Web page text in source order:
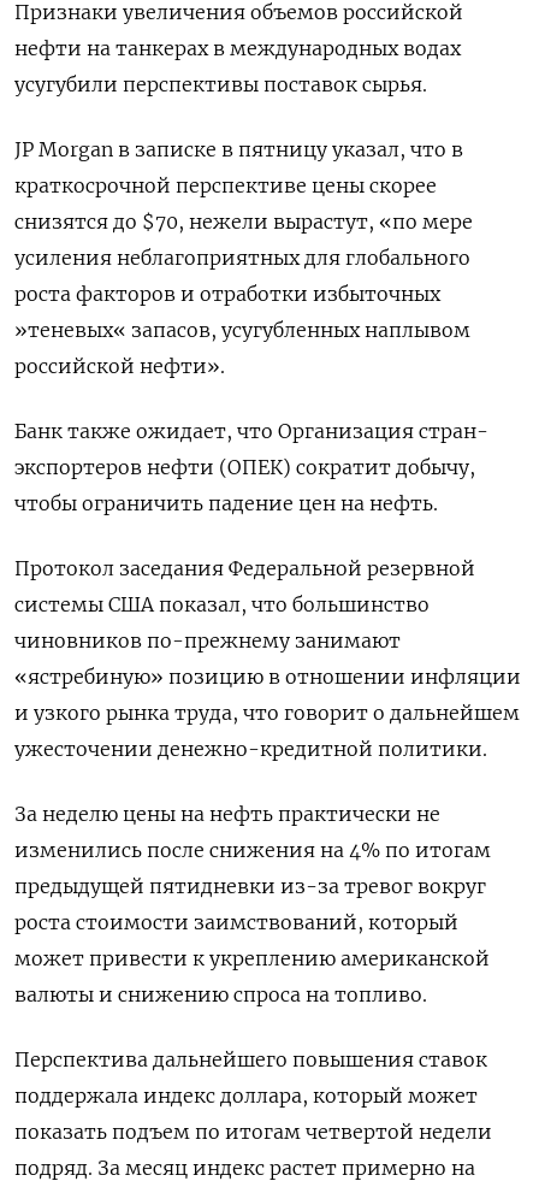
Признаки увеличения объемов российской
нефти на танкерах в международных водах
усугубили перспективы поставок сырья.
JP Morgan в записке в пятницу указал, что в
краткосрочной перспективе цены скорее
снизятся до $70, нежели вырастут, «по мере
усиления неблагоприятных для глобального
роста факторов и отработки избыточных
»теневых« запасов, усугубленных наплывом
российской нефти».
Банк также ожидает, что Организация стран-
экспортеров нефти (ОПЕК) сократит добычу,
чтобы ограничить падение цен на нефть.
Протокол заседания Федеральной резервной
системы США показал, что большинство
чиновников по-прежнему занимают
«ястребиную» позицию в отношении инфляции
и узкого рынка труда, что говорит о дальнейшем
ужесточении денежно-кредитной политики.
За неделю цены на нефть практически не
изменились после снижения на 4% по итогам
предыдущей пятидневки из-за тревог вокруг
роста стоимости заимствований, который
может привести к укреплению американской
валюты и снижению спроса на топливо.
Перспектива дальнейшего повышения ставок
поддержала индекс доллара, который может
показать подъем по итогам четвертой недели
подряд. За месяц индекс растет примерно на